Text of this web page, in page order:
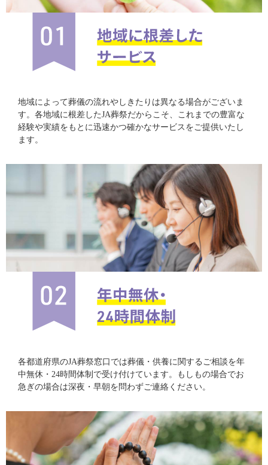
地域によって葬儀の流れやしきたりは異なる場合がございま
す。各地域に根差したJA葬祭だからこそ、これまでの豊富な
経験や実績をもとに迅速かつ確かなサービスをご提供いたし
ます。
各都道府県のJA葬祭窓口では葬儀・供養に関するご相談を年
中無休・24時間体制で受け付けています。もしもの場合でお
急ぎの場合は深夜・早朝を問わずご連絡ください。